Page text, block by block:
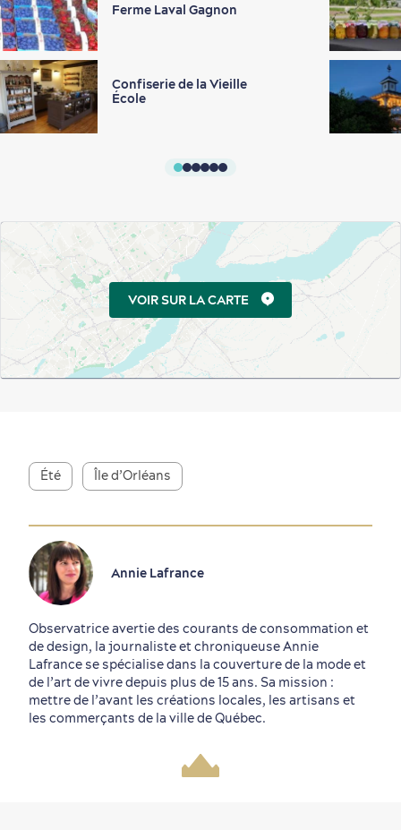
Ferme Laval Gagnon
Confiserie de la Vieille
École
VOIR SUR LA CARTE
Été Île d’Orléans
Annie Lafrance
Observatrice avertie des courants de consommation et
de design, la journaliste et chroniqueuse Annie
Lafrance se spécialise dans la couverture de la mode et
de l’art de vivre depuis plus de 15 ans. Sa mission :
mettre de l’avant les créations locales, les artisans et
les commerçants de la ville de Québec.